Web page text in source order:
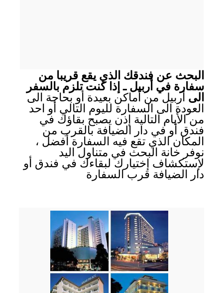
البحث عن فندقك الذي يقع قريبا من
سفارة في أربيل ـ إذا كنت تلزم بالسفر
الى أربيل من أماكن بعيدة أو بحاجة الى
العودة الى السفارة لليوم التالي أو احد
من الأيام التالية إذن يصبح بقاؤك في
فندق أو في دار الضيافة بالقرب من
المكان الذي تقع فيه السفارة أفضل ،
نوفر خانة البحث في متناول اليد
لإستكشاف إختيارك لبقاءك في فندق أو
دار الضيافة قرب السفارة